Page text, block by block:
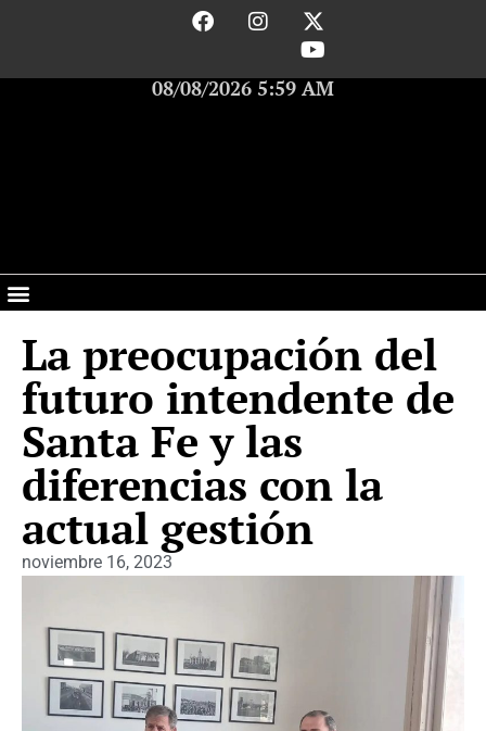
08/08/2026 5:59 AM
La preocupación del
futuro intendente de
Santa Fe y las
diferencias con la
actual gestión
noviembre 16, 2023